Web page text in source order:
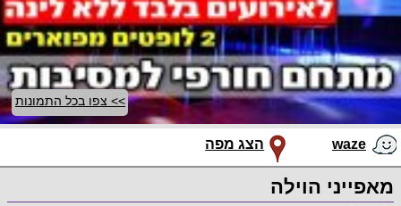
>> צפו בכל התמונות
waze הצג מפה
מאפייני הוילה